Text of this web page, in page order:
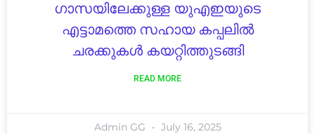
ഗാസയിലേക്കുള്ള യുഎഇയുടെ
എട്ടാമത്തെ സഹായ കപ്പലിൽ
ചരക്കുകൾ കയറ്റിത്തുടങ്ങി
READ MORE
Admin GG July 16, 2025